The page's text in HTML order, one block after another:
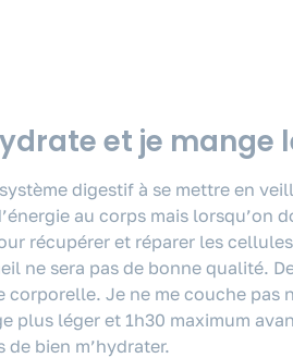
et je mange
digestif à se mettre en
au corps mais lorsqu’on
récupérer et réparer les
ne sera pas de bonne qualité.
corporelle. Je ne me couche pas
plus léger et 1h30 maximum
de bien m’hydrater.